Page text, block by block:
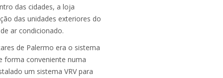
das cidades, a loja
das unidades exteriores do
ar condicionado.
de Palermo era o sistema
forma conveniente numa
um sistema VRV para